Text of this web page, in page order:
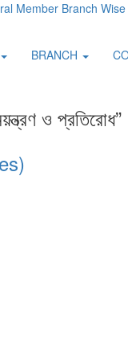
Member Branch
BRANCH
ও প্রতিরোধ”